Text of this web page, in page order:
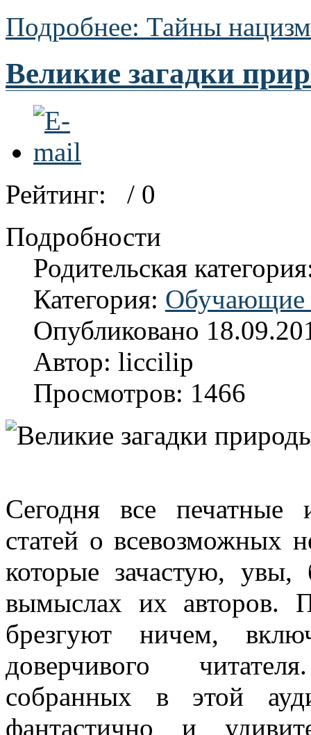
Подробнее: Тайны
Великие загадки
Рейтинг:
/ 0
Подробности
Родительская
Категория: Обучающие
Опубликовано
Автор: liccilip
Просмотров: 1466
Сегодня все печатные
статей о всевозможных
которые зачастую,
вымыслах их авторов.
брезгуют ничем,
доверчивого
собранных в этой
фантастично и